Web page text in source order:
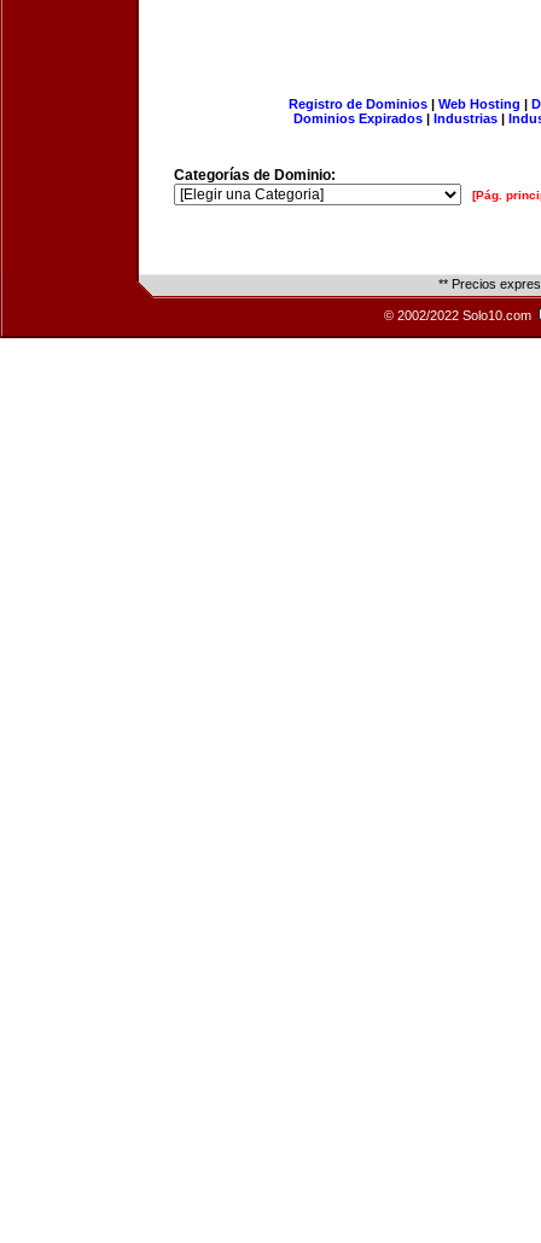
Registro de Dominios| Web Hosting |
Dominios Expirados | Industrias |
Categorías de Dominio:
[Pág.
** Precios
© 2002/2022 Solo10.com